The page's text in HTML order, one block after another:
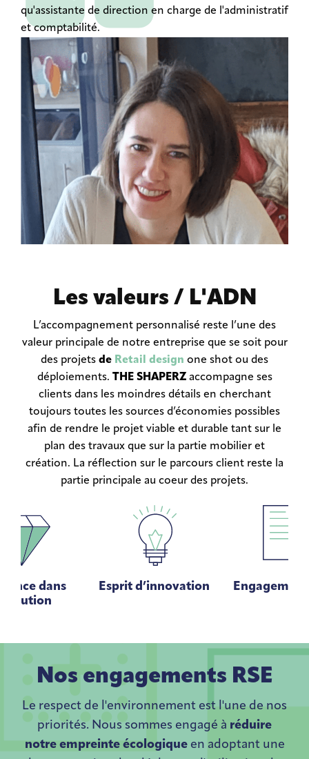
qu'assistante de direction en charge de l'administratif
et comptabilité.
Les valeurs / L'ADN
L’accompagnement personnalisé reste l’une des
valeur principale de notre entreprise que se soit pour
des projets de Retail design one shot ou des
déploiements. THE SHAPERZaccompagne ses
clients dans les moindres détails en cherchant
toujours toutes les sources d’économies possibles
afin de rendre le projet viable et durable tant sur le
plan des travaux que sur la partie mobilier et
création. La réflection sur le parcours client reste la
partie principale au coeur des projets.
dans
Esprit d’innovation
Nos engagements RSE
Le respect de l'environnement est l'une de nos
priorités. Nous sommes engagé à réduire
notre empreinte écologiqueen adoptant une